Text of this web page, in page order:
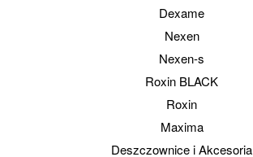
Dexame
Nexen
Nexen-s
Roxin BLACK
Roxin
Maxima
Deszczownice i Akcesoria